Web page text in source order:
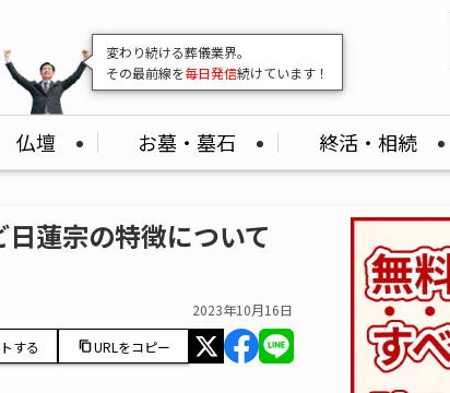
変わり続ける葬儀業界。
その最前線を毎日発信続けています！
仏壇 お墓・墓石 終活・相続
蓮宗の特徴について
2023年10月16日
する
URLをコピー